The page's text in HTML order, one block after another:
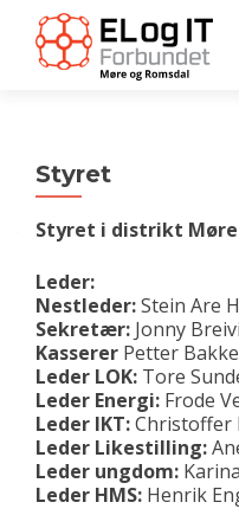
Styret
Styret i distrikt Møre
Leder:
Nestleder:Stein Are
Sekretær: Jonny
Kasserer Petter
Leder LOK: Tore
Leder Energi: Frode
Leder IKT:Christoffer
Leder Likestilling:
Leder ungdom:
Leder HMS: Henrik